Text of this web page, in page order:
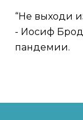
“Не выходи
- Иосиф
пандемии.